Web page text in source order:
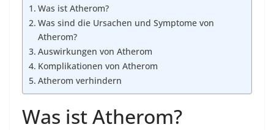
Was ist Atherom?
Was sind die Ursachen und Symptome von
Atherom?
Auswirkungen von Atherom
Komplikationen von Atherom
Atherom verhindern
Was ist Atherom?